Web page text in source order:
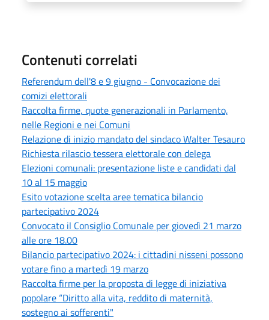
Contenuti correlati
Referendum dell'8 e 9 giugno - Convocazione dei
comizi elettorali
Raccolta firme, quote generazionali in Parlamento,
nelle Regioni e nei Comuni
Relazione di inizio mandato del sindaco Walter Tesauro
Richiesta rilascio tessera elettorale con delega
Elezioni comunali: presentazione liste e candidati dal
10 al 15 maggio
Esito votazione scelta aree tematica bilancio
partecipativo 2024
Convocato il Consiglio Comunale per giovedì 21 marzo
alle ore 18.00
Bilancio partecipativo 2024: i cittadini nisseni possono
votare fino a martedì 19 marzo
Raccolta firme per la proposta di legge di iniziativa
popolare “Diritto alla vita, reddito di maternità,
sostegno ai sofferenti"